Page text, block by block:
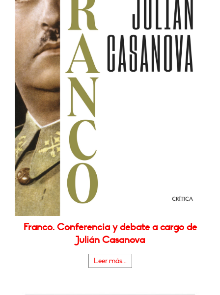
Franco. Conferencia y debate a cargo de
Julián Casanova
Leer más...